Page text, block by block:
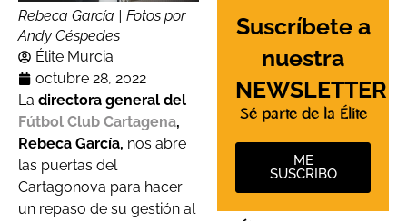
Rebeca García | Fotos por
Andy Céspedes
Élite Murcia
octubre 28, 2022
La directora general del
Fútbol Club Cartagena,
Rebeca García, nos abre
las puertas del
Cartagonova para hacer
un repaso de su gestión al
Suscríbete a
nuestra
NEWSLETTER
Sé parte de la Élite
ME
SUSCRIBO